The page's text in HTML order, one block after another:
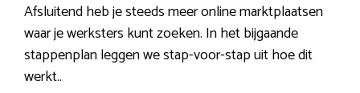
Afsluitend heb je steeds meer online marktplaatsen
waar je werksters kunt zoeken. In het bijgaande
stappenplan leggen we stap-voor-stap uit hoe dit
werkt..